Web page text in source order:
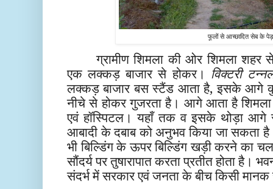
फूलों से आच्छादित सेब के पेड़
ग्रामीण शिमला की ओर शिमला शहर
एक लक्कड़ बाजार से होकर। विक्टरी
लक्कड़ बाजार बस स्टैंड आता है, इसके
नीचे से होकर गुजरता है। आगे आता है शिमला
एवं हॉस्पिटल। यहाँ तक व इसके थोड़ा आगे
आबादी के दबाब को अनुभव किया जा सकता
भी बिल्डिंग के ऊपर बिल्डिंग खड़ी करने का
सौंदर्य पर तुषारापात करता प्रतीत होता है।
संदर्भ में सरकार एवं जनता के बीच किसी मानक